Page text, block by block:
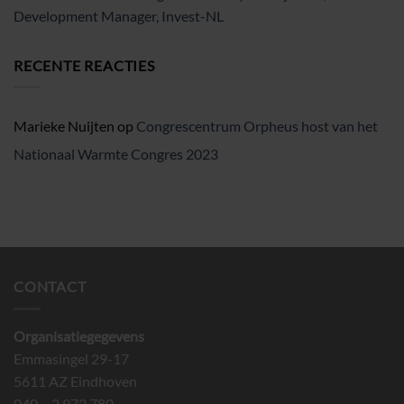
Development Manager, Invest-NL
RECENTE REACTIES
Marieke Nuijten op Congrescentrum Orpheus host van het
Nationaal Warmte Congres 2023
CONTACT
Organisatiegegevens
Emmasingel 29-17
5611 AZ Eindhoven